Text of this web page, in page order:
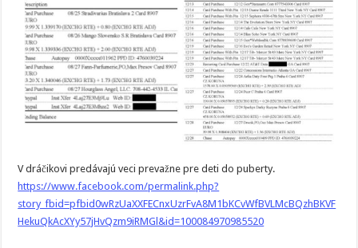
V dráčikovi predávajú veci prevažne pre deti do puberty.
https://www.facebook.com/permalink.php?
story_fbid=pfbid0wRzUaXXFECnxUzrFvA8M1bKCvWfBVLMcBQzhBKVF
HekuQkAcXYy57jHvQzm9iRMGl&id=100084970985520